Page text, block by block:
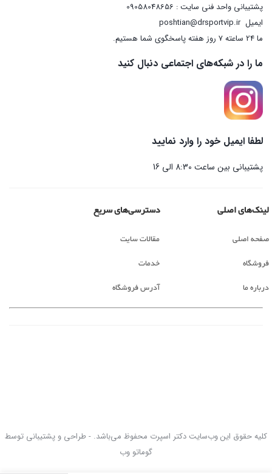
پشتیبانی واحد فنی سایت : 09058048656
ایمیلposhtian@drsportvip.ir
ما 24 ساعته 7 روز هفته پاسخگوی شما هستیم.
ما را در شبکه‌های اجتماعی دنبال کنید
لطفا ایمیل خود را وارد نمایید
پشتیبانی بین ساعت 8:30 الی 16
لینک‌های اصلی
صفحه اصلی
فروشگاه
درباره ما
دسترسی‌های سریع
مقالات سایت
خدمات
آدرس فروشگاه
کلیه حقوق این وب‌سایت دکتر اسپرت محفوظ می‌باشد. - طراحی و پشتیبانی توسط
گوماتو وب